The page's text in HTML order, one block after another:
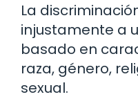
La
injustamente a
basado en
raza, género,
sexual.